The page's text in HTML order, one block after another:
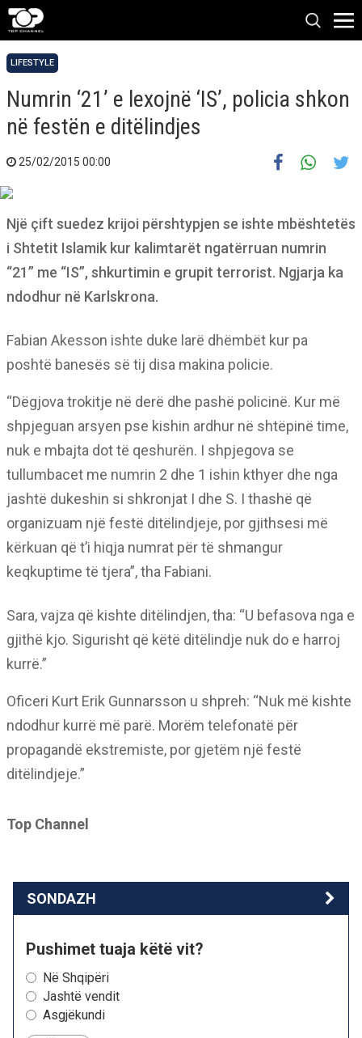
LIFESTYLE
Numrin ‘21’ e lexojnë ‘IS’, policia shkon
në festën e ditëlindjes
25/02/2015 00:00
Një çift suedez krijoi përshtypjen se ishte mbështetës
i Shtetit Islamik kur kalimtarët ngatërruan numrin
“21” me “IS”, shkurtimin e grupit terrorist. Ngjarja ka
ndodhur në Karlskrona.
Fabian Akesson ishte duke larë dhëmbët kur pa
poshtë banesës së tij disa makina policie.
“Dëgjova trokitje në derë dhe pashë policinë. Kur më
shpjeguan arsyen pse kishin ardhur në shtëpinë time,
nuk e mbajta dot të qeshurën. I shpjegova se
tullumbacet me numrin 2 dhe 1 ishin kthyer dhe nga
jashtë dukeshin si shkronjat I dhe S. I thashë që
organizuam një festë ditëlindjeje, por gjithsesi më
kërkuan që t’i hiqja numrat për të shmangur
keqkuptime të tjera”, tha Fabiani.
Sara, vajza që kishte ditëlindjen, tha: “U befasova nga e
gjithë kjo. Sigurisht që këtë ditëlindje nuk do e harroj
kurrë.”
Oficeri Kurt Erik Gunnarsson u shpreh: “Nuk më kishte
ndodhur kurrë më parë. Morëm telefonatë për
propagandë ekstremiste, por gjetëm një festë
ditëlindjeje.”
Top Channel
SONDAZH
Pushimet tuaja këtë vit?
Në Shqipëri
Jashtë vendit
Asgjëkundi